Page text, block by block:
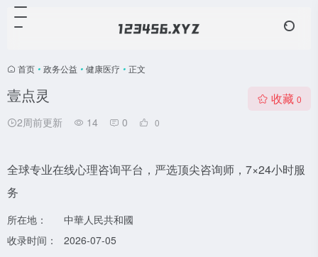
首页 • 政务公益 • 健康医疗 • 正文
壹点灵
2周前更新 14 0 0
收藏 0
全球专业在线心理咨询平台，严选顶尖咨询师，7×24小时服
务
所在地：
中華人民共和國
收录时间：
2026-07-05